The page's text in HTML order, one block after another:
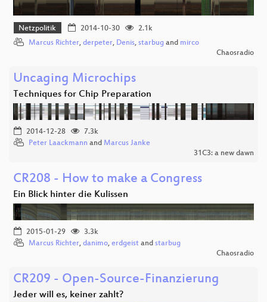
Netzpolitik 2014-10-30
2.1k
Marcus Richter, derpeter, Denis, starbug and mirco
Chaosradio
Uncaging Microchips
Techniques for Chip Preparation
2014-12-28
7.3k
Peter Laackmann and Marcus Janke
31C3: a new dawn
CR208 - How to make a Congress
Ein Blick hinter die Kulissen
2015-01-29
3.3k
Marcus Richter, danimo, erdgeist and starbug
Chaosradio
CR209 - Open-Source-Finanzierung
Jeder will es, keiner zahlt?